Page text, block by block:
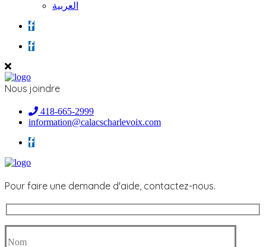
العربية
Nous joindre
418-665-2999
information@calacscharlevoix.com
Pour faire une demande d'aide, contactez-nous.